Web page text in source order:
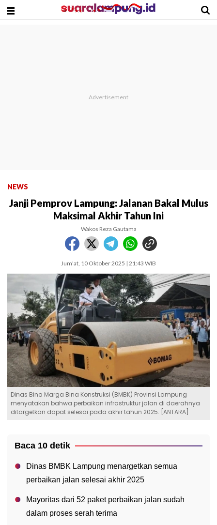
NEWS
Janji Pemprov Lampung: Jalanan Bakal Mulus
Maksimal Akhir Tahun Ini
Wakos Reza Gautama
Jum'at, 10 Oktober 2025 | 21:43 WIB
Dinas Bina Marga Bina Konstruksi (BMBK) Provinsi Lampung
menyatakan bahwa perbaikan infrastruktur jalan di daerahnya
ditargetkan dapat selesai pada akhir tahun 2025. [ANTARA]
Baca 10 detik
Dinas BMBK Lampung menargetkan semua
perbaikan jalan selesai akhir 2025
Mayoritas dari 52 paket perbaikan jalan sudah
dalam proses serah terima